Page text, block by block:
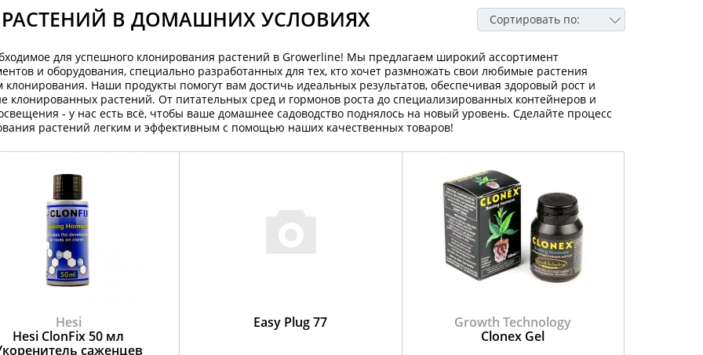
В ДОМАШНИХ УСЛОВИЯХ Сортировать по:
для успешного клонирования растений в Growerline! Мы предлагаем широкий ассортимент
и оборудования, специально разработанных для тех, кто хочет размножать свои любимые растения
клонирования. Наши продукты помогут вам достичь идеальных результатов, обеспечивая здоровый рост и
клонированных растений. От питательных сред и гормонов роста до специализированных контейнеров и
- у нас есть всё, чтобы ваше домашнее садоводство поднялось на новый уровень. Сделайте процесс
растений легким и эффективным с помощью наших качественных товаров!
Hesi
Hesi ClonFix 50 мл
саженцев
Easy Plug 77
Growth Technology
Clonex Gel